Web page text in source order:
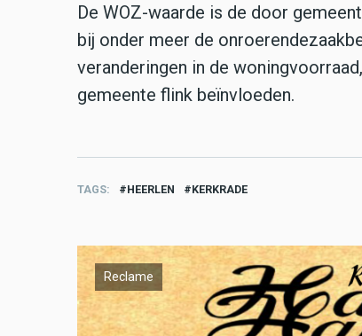
De WOZ-waarde is de door
bij onder meer de
veranderingen in de
gemeente flink beïnvloeden.
TAGS HEERLEN KERKRADE
Reclame